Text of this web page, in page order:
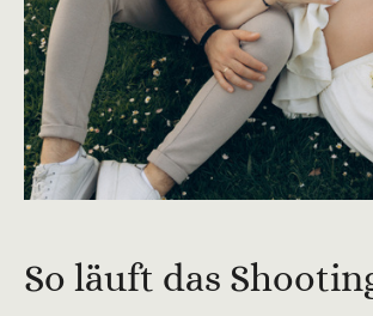
So läuft das